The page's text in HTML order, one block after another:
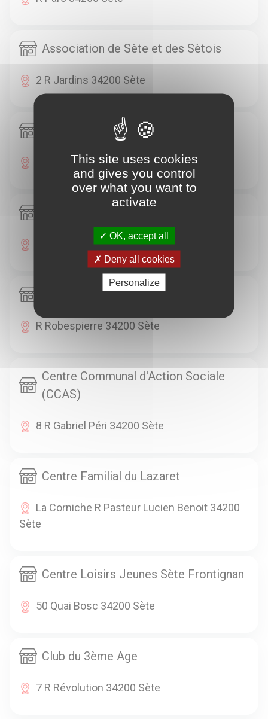
Association de Sète et des Sètois
2 R Jardins 34200 Sète
Auberge De Jeunesse
R Gén Revest 34200 Sète
5 R Savonnerie 34200 Sète
Centre Aéré
R Robespierre 34200 Sète
Centre Communal d'Action Sociale
(CCAS)
8 R Gabriel Péri 34200 Sète
Centre Familial du Lazaret
La Corniche R Pasteur Lucien Benoit 34200
Sète
Centre Loisirs Jeunes Sète Frontignan
50 Quai Bosc 34200 Sète
Club du 3ème Age
7 R Révolution 34200 Sète
This site uses cookies
and gives you control
over what you want to
activate
OK, accept all
Deny all cookies
Personalize